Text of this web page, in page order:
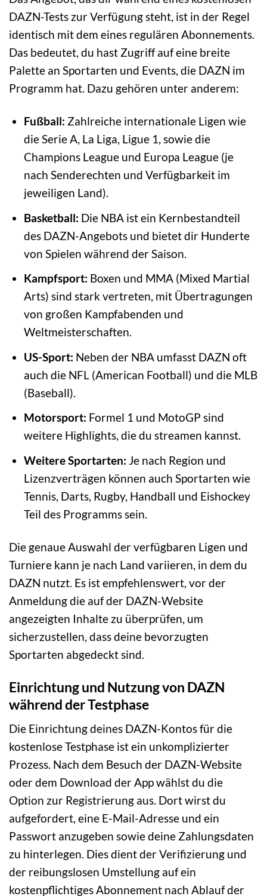
DAZN-Tests zur Verfügung steht, ist in der Regel
identisch mit dem eines regulären Abonnements.
Das bedeutet, du hast Zugriff auf eine breite
Palette an Sportarten und Events, die DAZN im
Programm hat. Dazu gehören unter anderem:
Fußball: Zahlreiche internationale Ligen wie
die Serie A, La Liga, Ligue 1, sowie die
Champions League und Europa League (je
nach Senderechten und Verfügbarkeit im
jeweiligen Land).
Basketball: Die NBA ist ein Kernbestandteil
des DAZN-Angebots und bietet dir Hunderte
von Spielen während der Saison.
Kampfsport: Boxen und MMA (Mixed Martial
Arts) sind stark vertreten, mit Übertragungen
von großen Kampfabenden und
Weltmeisterschaften.
US-Sport: Neben der NBA umfasst DAZN oft
auch die NFL (American Football) und die MLB
(Baseball).
Motorsport: Formel 1 und MotoGP sind
weitere Highlights, die du streamen kannst.
Weitere Sportarten: Je nach Region und
Lizenzverträgen können auch Sportarten wie
Tennis, Darts, Rugby, Handball und Eishockey
Teil des Programms sein.
Die genaue Auswahl der verfügbaren Ligen und
Turniere kann je nach Land variieren, in dem du
DAZN nutzt. Es ist empfehlenswert, vor der
Anmeldung die auf der DAZN-Website
angezeigten Inhalte zu überprüfen, um
sicherzustellen, dass deine bevorzugten
Sportarten abgedeckt sind.
Einrichtung und Nutzung von DAZN
während der Testphase
Die Einrichtung deines DAZN-Kontos für die
kostenlose Testphase ist ein unkomplizierter
Prozess. Nach dem Besuch der DAZN-Website
oder dem Download der App wählst du die
Option zur Registrierung aus. Dort wirst du
aufgefordert, eine E-Mail-Adresse und ein
Passwort anzugeben sowie deine Zahlungsdaten
zu hinterlegen. Dies dient der Verifizierung und
der reibungslosen Umstellung auf ein
kostenpflichtiges Abonnement nach Ablauf der